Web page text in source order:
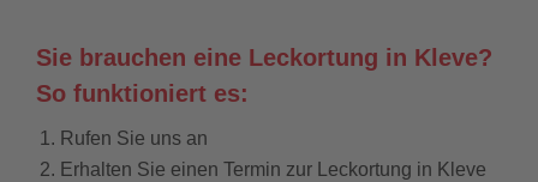
Sie brauchen eine Leckortung in Kleve?
So funktioniert es:
Rufen Sie uns an
Erhalten Sie einen Termin zur Leckortung in Kleve